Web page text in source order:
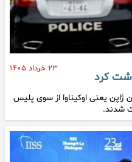
۲۳ خرداد ۱۴۰۵
ژاپن یعنی اوکیناوا از سوی پلیس
شدند.